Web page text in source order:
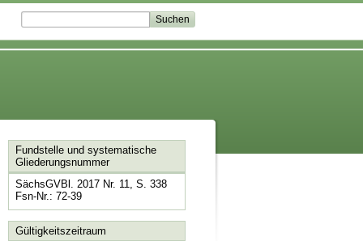
Fundstelle und systematische
Gliederungsnummer
SächsGVBl. 2017 Nr. 11, S. 338
Fsn-Nr.: 72-39
Gültigkeitszeitraum